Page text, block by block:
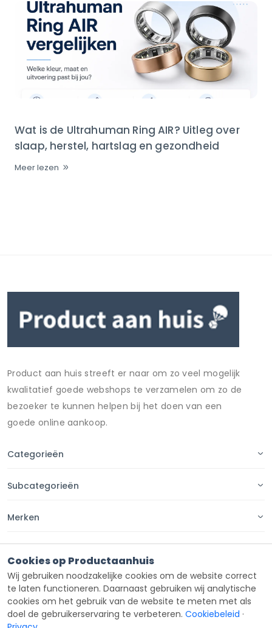
Wat is de Ultrahuman Ring AIR? Uitleg over
slaap, herstel, hartslag en gezondheid
Meer lezen
Product aan huis streeft er naar om zo veel mogelijk
kwalitatief goede webshops te verzamelen om zo de
bezoeker te kunnen helpen bij het doen van een
goede online aankoop.
Categorieën
Subcategorieën
Merken
Contact
Cookies op Productaanhuis
Wij gebruiken noodzakelijke cookies om de website correct
te laten functioneren. Daarnaast gebruiken wij analytische
cookies om het gebruik van de website te meten met als
doel de gebruikerservaring te verbeteren. Cookiebeleid ·